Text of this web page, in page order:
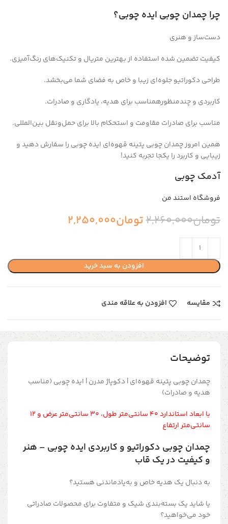
چرا چمدان چوبی ایده چوبی؟
دست‌ساز و هنری
کیفیت تضمین شده استفاده از بهترین متریال و تکنیک‌های رنگ‌آمیزی.
طراحی دکوراتیو جلوه‌ای زیبا و خاص به فضای شما می‌بخشد.
کاربردی و چندمنظورهمناسب برای هدیه، یادگاری و صادرات.
مناسب برای صادرات مقاومت و استحکام بالا برای حمل‌ونقل بین‌المللی.
همین امروز چمدان چوبی پتینه قهوه‌ای ایده چوبی را سفارش دهید و
زیبایی و کاربرد را یکجا تجربه کنید!
آدمک چوبی
فروشگاه استند من
تومان2,260,000تومان2,250,000
افزودن به سبد خرید
مقایسه افزودن به علاقه مندی
توضیحات
چمدان چوبی پتینه قهوه‌ای | دکوپاژ مدرن | ایده چوبی (مناسب
هدیه و صادرات)
با ابعاد استاندارد ۴۰ سانتی‌متر طول، ۳۰ سانتی‌متر عرض و ۱۲
سانتی‌متر ارتفاع
چمدان چوبی دکوراتیو و کاربردی ایده چوبی – هنر
و کیفیت در یک قاب
به دنبال یک هدیه خاص و به‌یادماندنی هستید؟
یا شاید یک بسته‌بندی شیک و متفاوت برای محصولات صادراتی
خود می‌خواهید؟